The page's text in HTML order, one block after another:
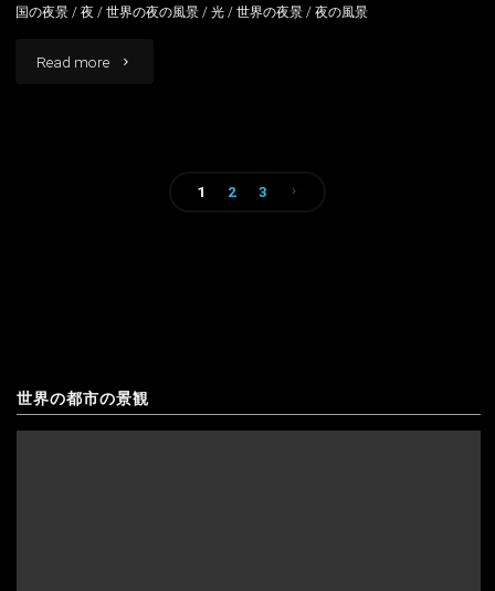
国の夜景 /夜 /世界の夜の風景 /光 /世界の夜景 /夜の風景
Read more "夜
国
1 2 3
世界の都市の景観
ギリシャ